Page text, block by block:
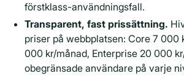
förstklass-användningsfall.
Transparent, fast prissättning.
priser på webbplatsen: Core 7 000
000 kr/månad, Enterprise 20 000
obegränsade användare på varje